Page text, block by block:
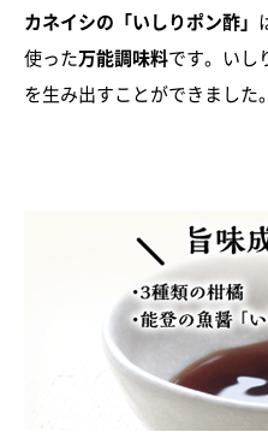
カネイシの「いしりポン酢」
使った万能調味料です。いし
を生み出すことができました